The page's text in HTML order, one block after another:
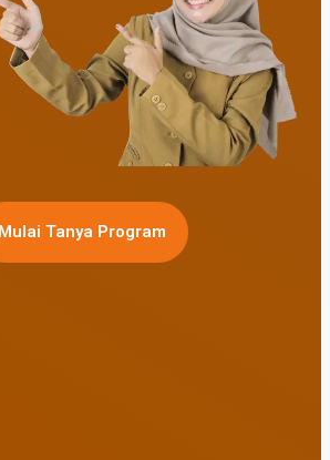
Mulai Tanya Program